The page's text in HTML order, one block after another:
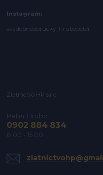
Instagram:
svadobneobrucky_hrubopeter
Zlatníctvo HP s.r.o.
Peter Hrubo
0902 884 834
8.00 - 15.00